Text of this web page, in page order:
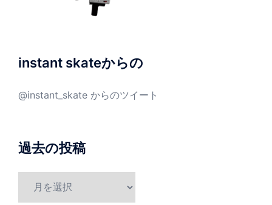
instant skateからの
@instant_skate からのツイート
過去の投稿